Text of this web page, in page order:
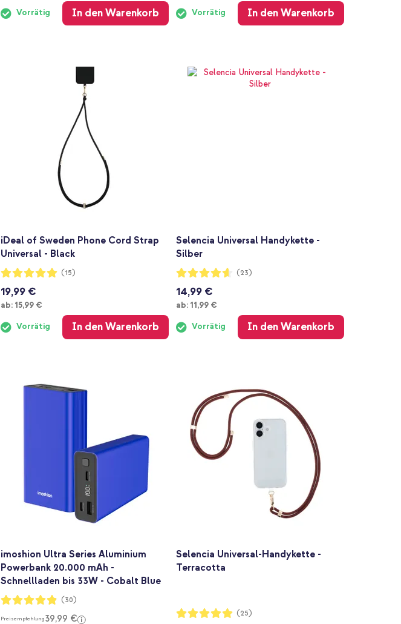
Vorrätig In den Warenkorb Vorrätig In den Warenkorb
iDeal of Sweden Phone Cord Strap
Universal - Black
Bewertung:
100%
(15)
19,99 €
ab: Ab
15,99 €
Vorrätig In den Warenkorb
Selencia Universal Handykette -
Silber
Bewertung:
91%
(23)
14,99 €
ab: Ab
11,99 €
Vorrätig In den Warenkorb
imoshion Ultra Series Aluminium
Powerbank 20.000 mAh -
Schnellladen bis 33W - Cobalt Blue
Bewertung:
96%
(30)
Preisempfehlung39,99 €
Selencia Universal-Handykette -
Terracotta
Bewertung:
99%
(25)